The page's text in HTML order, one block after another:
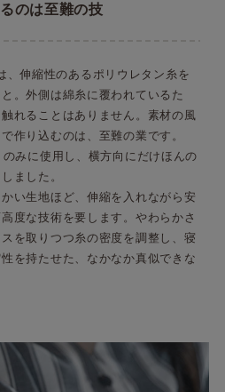
のは至難の技
伸縮性のあるポリウレタン糸を
。外側は綿糸に覆われているた
れることはありません。素材の風
作り込むのは、至難の業です。
みに使用し、横方向にだけほんの
ました。
い生地ほど、伸縮を入れながら安
度な技術を要します。やわらかさ
を取りつつ糸の密度を調整し、寝
を持たせた、なかなか真似できな